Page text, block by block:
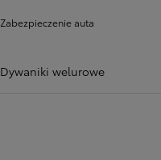
Zabezpieczenie auta
Dywaniki welurowe